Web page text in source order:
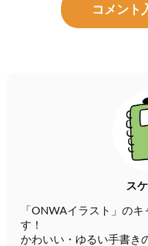
コメント
ス
「ONWAイラスト」の
す！
かわいい・ゆるい手書き